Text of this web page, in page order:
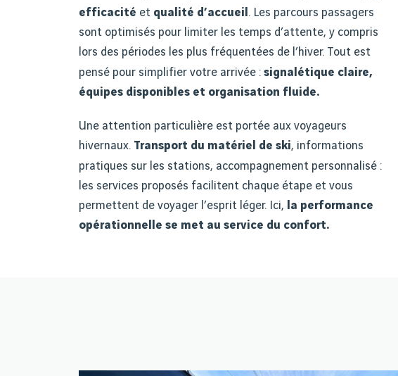
efficacité et qualité d’accueil . Les parcours passagers
sont optimisés pour limiter les temps d’attente, y compris
lors des périodes les plus fréquentées de l’hiver. Tout est
pensé pour simplifier votre arrivée : signal étique claire,
équipes disponibles et organisation fluide.
Une attention particulière est portée aux voyageurs
hivernaux. Transport du matériel de ski, informations
pratiques sur les stations, accompagnement personnalisé :
les services proposés facilitent chaque étape et vous
permettent de voyager l ’esprit l éger. Ici,
la performance
opérationnelle se met au service du confort.